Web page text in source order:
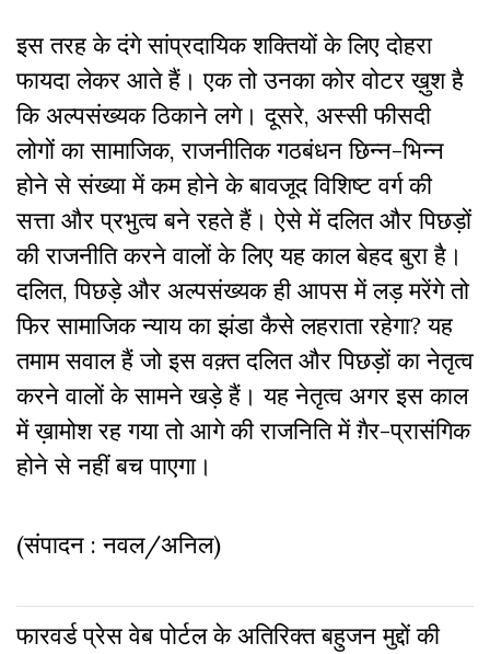
इस तरह के दंगे सांप्रदायिक शक्तियों के लिए दोहरा
फायदा लेकर आते हैं। एक तो उनका कोर वोटर ख़ुश है
कि अल्पसंख्यक ठिकाने लगे। दूसरे, अस्सी फीसदी
लोगों का सामाजिक, राजनीतिक गठबंधन छिन्न-भिन्न
होने से संख्या में कम होने के बावजूद विशिष्ट वर्ग की
सत्ता और प्रभुत्व बने रहते हैं। ऐसे में दलित और पिछड़ों
की राजनीति करने वालों के लिए यह काल बेहद बुरा है।
दलित, पिछड़े और अल्पसंख्यक ही आपस में लड़ मरेंगे तो
फिर सामाजिक न्याय का झंडा कैसे लहराता रहेगा? यह
तमाम सवाल हैं जो इस वक़्त दलित और पिछड़ों का नेतृत्व
करने वालों के सामने खड़े हैं। यह नेतृत्व अगर इस काल
में ख़ामोश रह गया तो आगे की राजनिति में ग़ैर-प्रासंगिक
होने से नहीं बच पाएगा।
(संपादन : नवल/अनिल)
फारवर्ड प्रेस वेब पोर्टल के अतिरिक्‍त बहुजन मुद्दों की